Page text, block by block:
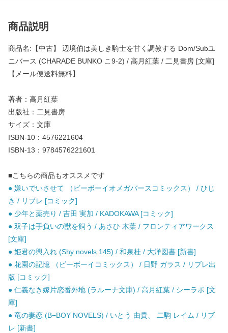
商品説明
商品名:【中古】 辺境伯は美しき騎士を甘く調教する Dom/Subユ
ニバース (CHARADE BUNKO こ9-2) / 高月紅葉 / 二見書房 [文庫]
【メール便送料無料】
著者：高月紅葉
出版社：二見書房
サイズ：文庫
ISBN-10：4576221604
ISBN-13：9784576221601
■こちらの商品もオススメです
● 嫌いでいさせて （ビーボーイオメガバースコミックス） / ひじ
き / リブレ [コミック]
● 少年と薬売り / 吉田 実加 / KADOKAWA [コミック]
● 双子は手負いの獣を飼う / あさひ 木葉 / フロンティアワークス
[文庫]
● 姫君の輿入れ (Shy novels 145) / 和泉桂 / 大洋図書 [新書]
● 花園の記憶 （ビーボーイコミックス） / 日野 ガラス / リブレ出
版 [コミック]
● 仁義なき嫁片恋番外地 (ラルーナ文庫) / 高月紅葉 / シーラボ [文
庫]
● 竜の妻恋 (B−BOY NOVELS) / いとう 由貴、 二駒 レイム / リブ
レ [新書]